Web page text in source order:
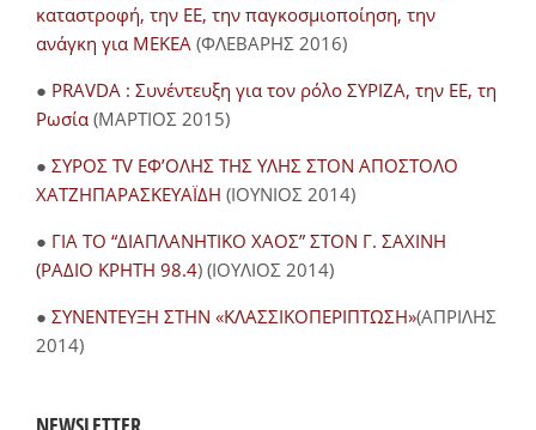
καταστροφή, την ΕΕ, την παγκοσμιοποίηση, την
ανάγκη για ΜΕΚΕΑ (ΦΛΕΒΑΡΗΣ 2016)
● PRAVDA : Συνέντευξη για τον ρόλο ΣΥΡΙΖΑ, την ΕΕ, τη
Ρωσία (ΜΑΡΤΙΟΣ 2015)
● ΣΥΡΟΣ TV ΕΦ’ΟΛΗΣ ΤΗΣ ΥΛΗΣ ΣΤΟΝ ΑΠΟΣΤΟΛΟ
ΧΑΤΖΗΠΑΡΑΣΚΕΥΑΪΔΗ (ΙΟΥΝΙΟΣ 2014)
● ΓΙΑ ΤΟ “ΔΙΑΠΛΑΝΗΤΙΚΟ ΧΑΟΣ” ΣΤΟΝ Γ. ΣΑΧΙΝΗ
(ΡΑΔΙΟ ΚΡΗΤΗ 98.4) (ΙΟΥΛΙΟΣ 2014)
● ΣΥΝΕΝΤΕΥΞΗ ΣΤΗΝ «ΚΛΑΣΣΙΚΟΠΕΡΙΠΤΩΣΗ»(ΑΠΡΙΛΗΣ
2014)